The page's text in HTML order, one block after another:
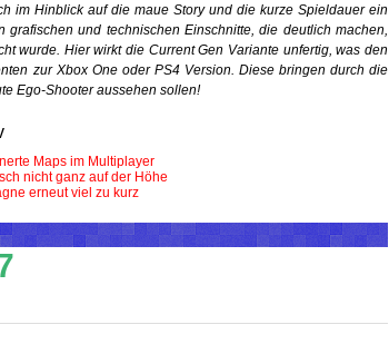
im Hinblick auf die maue Story und die kurze Spieldauer ein
und technischen Einschnitte, die deutlich machen,
wurde. Hier wirkt die Current Gen Variante unfertig, was den
zur Xbox One oder PS4 Version. Diese bringen durch die
Ego-Shooter aussehen sollen!
Maps im Multiplayer
nicht ganz auf der Höhe
erneut viel zu kurz